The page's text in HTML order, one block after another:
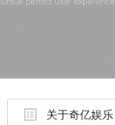
关于奇亿娱乐